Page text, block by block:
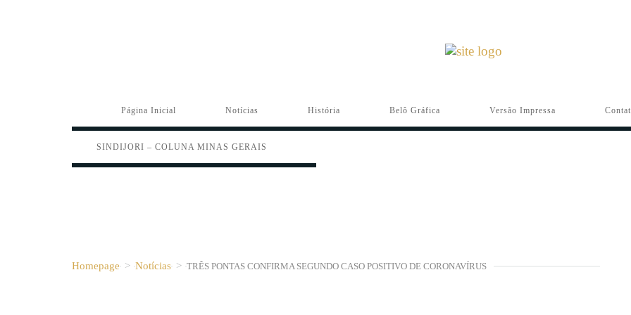
Página Inicial Notícias História Belô Gráfica Versão Impressa
SINDIJORI – COLUNA MINAS GERAIS
Homepage > Notícias > TRÊS PONTAS CONFIRMA SEGUNDO CASO POSITIVO DE CORONAVÍRUS